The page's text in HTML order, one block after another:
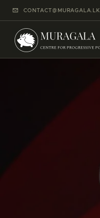
CONTACT@MURAGALA.LK